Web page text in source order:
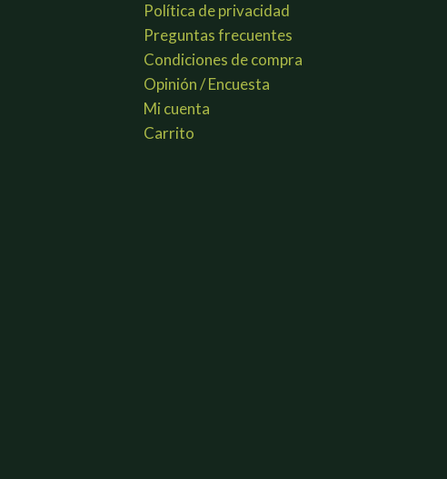
Política de privacidad
Preguntas frecuentes
Condiciones de compra
Opinión / Encuesta
Mi cuenta
Carrito